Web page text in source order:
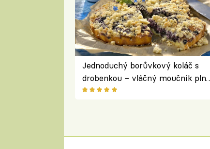
Jednoduchý borůvkový koláč s
drobenkou – vláčný moučník plný
ovoce